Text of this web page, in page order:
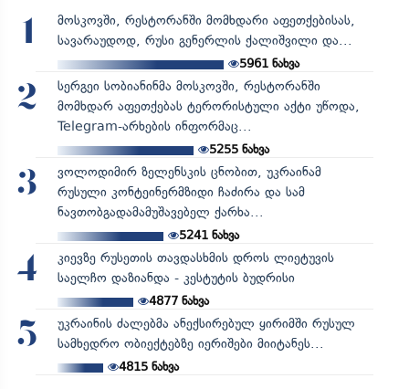
1
მოსკოვში, რესტორანში მომხდარი აფეთქებისას,
სავარაუდოდ, რუსი გენერლის ქალიშვილი და...
5961 ნახვა
2
სერგეი სობიანინმა მოსკოვში, რესტორანში
მომხდარ აფეთქებას ტერორისტული აქტი უწოდა,
Telegram-არხების ინფორმაც...
5255ნახვა
3
ვოლოდიმირ ზელენსკის ცნობით, უკრაინამ
რუსული კონტეინერმზიდი ჩაძირა და სამ
ნავთობგადამამუშავებელ ქარხა...
5241ნახვა
4
კიევზე რუსეთის თავდასხმის დროს ლიეტუვის
საელჩო დაზიანდა - კესტუტის ბუდრისი
4877ნახვა
5
უკრაინის ძალებმა ანექსირებულ ყირიმში რუსულ
სამხედრო ობიექტებზე იერიშები მიიტანეს...
4815ნახვა